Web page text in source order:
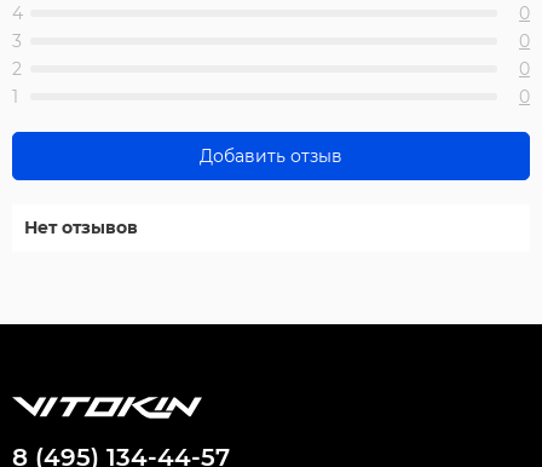
4
0
3
0
2
0
1
0
Добавить отзыв
Нет отзывов
8 (495) 134-44-57